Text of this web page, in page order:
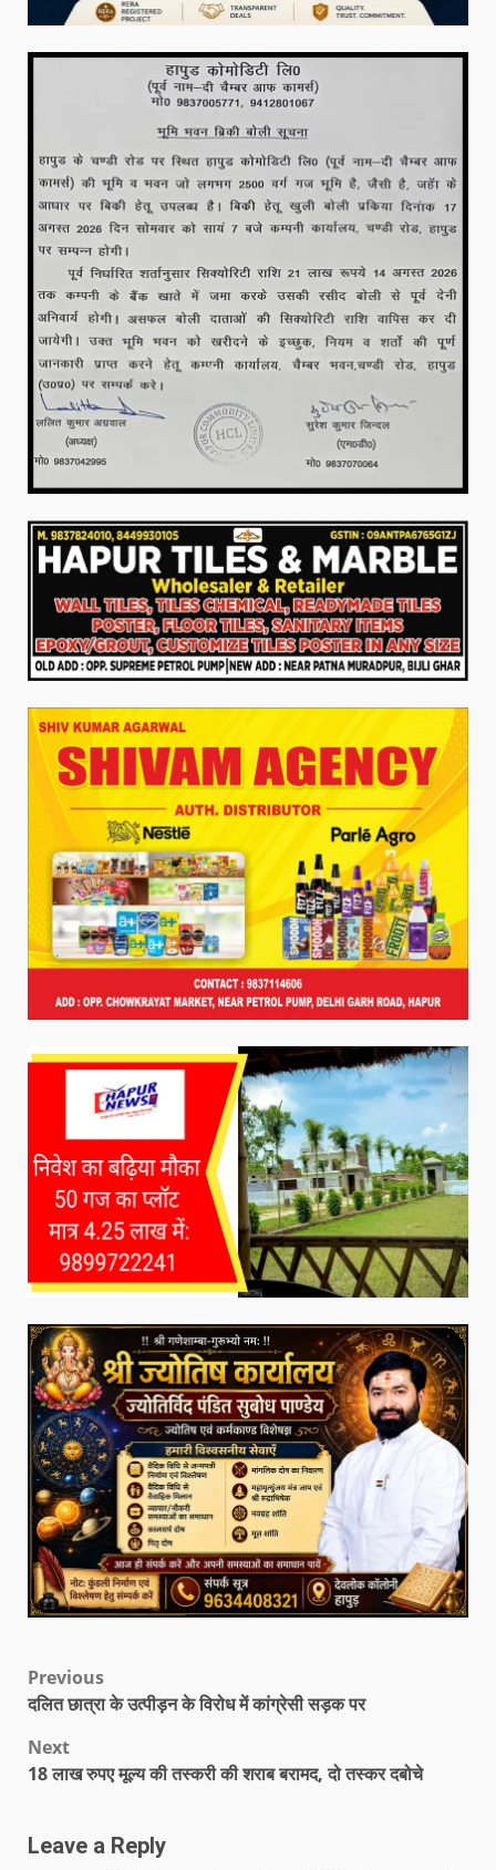
Previous
दलित छात्रा के उत्पीड़न के विरोध में कांग्रेसी सड़क पर
Next
18 लाख रुपए मूल्य की तस्करी की शराब बरामद, दो तस्कर दबोचे
Leave a Reply